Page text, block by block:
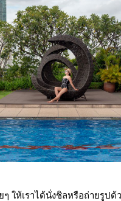
ๆ ให้เราได้นั่งชิลหรือถ่ายรูปด้